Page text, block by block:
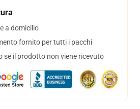
a domicilio
fornito per tutti i pacchi
se il prodotto non viene ricevuto